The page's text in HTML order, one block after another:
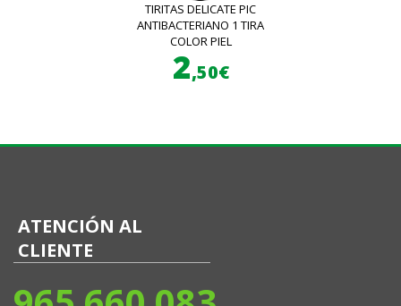
TIRITAS DELICATE PIC
ANTIBACTERIANO 1 TIRA
COLOR PIEL
2,50€
ATENCIÓN AL
CLIENTE